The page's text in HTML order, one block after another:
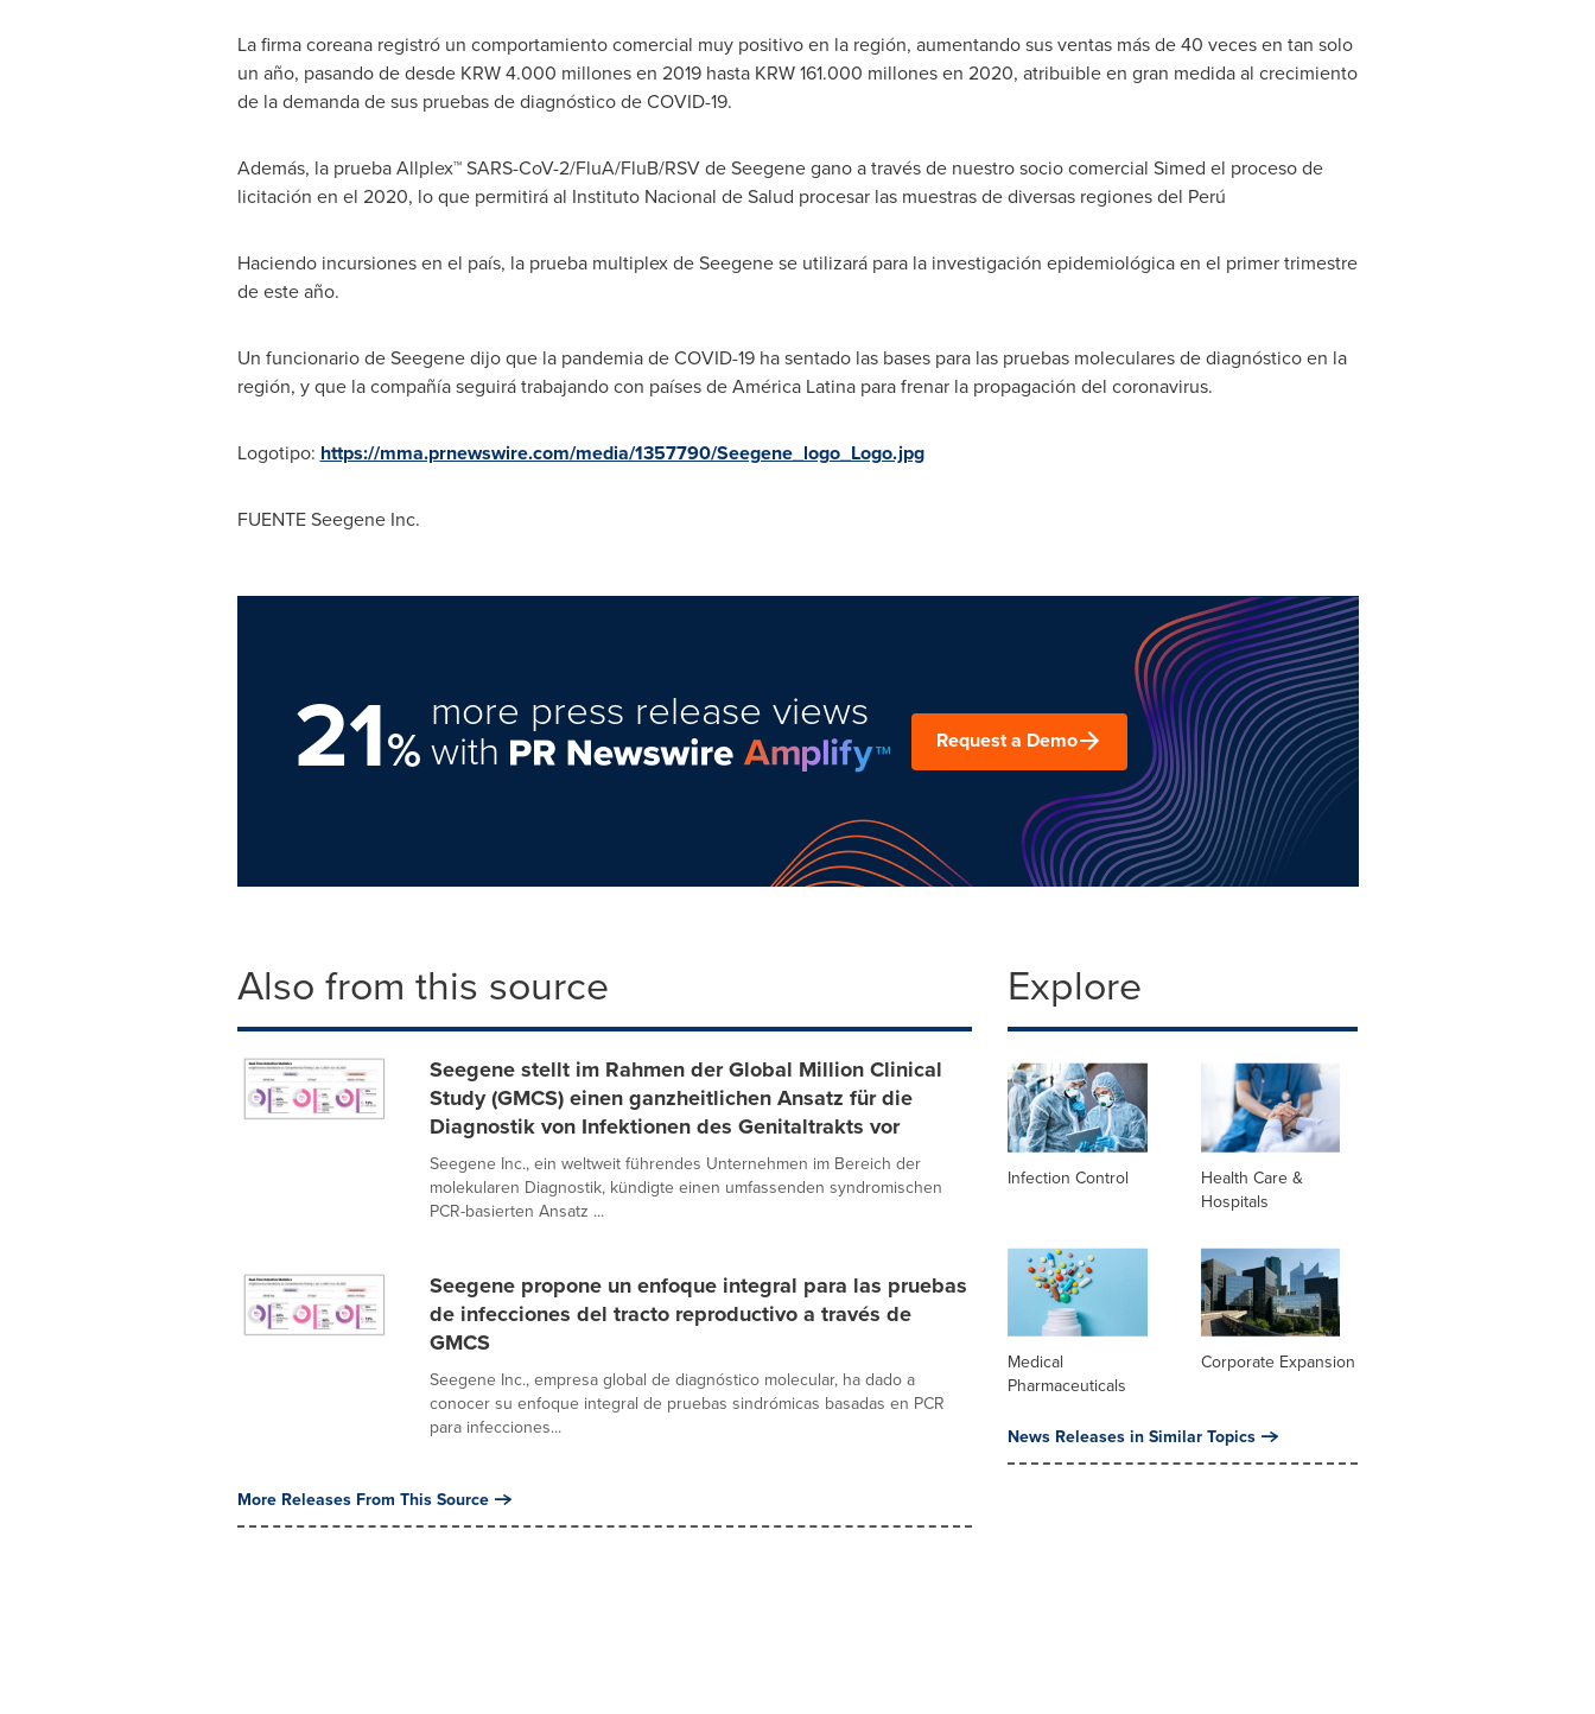
La firma coreana registró un comportamiento comercial muy positivo en la región, aumentando sus ventas más de 40 veces en tan solo
un año, pasando de desde KRW 4.000 millones en 2019 hasta KRW 161.000 millones en 2020, atribuible en gran medida al crecimiento
de la demanda de sus pruebas de diagnóstico de COVID-19.
Además, la prueba Allplex™ SARS-CoV-2/FluA/FluB/RSV de Seegene gano a través de nuestro socio comercial Simed el proceso de
licitación en el 2020, lo que permitirá al Instituto Nacional de Salud procesar las muestras de diversas regiones del Perú
Haciendo incursiones en el país, la prueba multiplex de Seegene se utilizará para la investigación epidemiológica en el primer trimestre
de este año.
Un funcionario de Seegene dijo que la pandemia de COVID-19 ha sentado las bases para las pruebas moleculares de diagnóstico en la
región, y que la compañía seguirá trabajando con países de América Latina para frenar la propagación del coronavirus.
Logotipo: https://mma.prnewswire.com/media/1357790/Seegene_logo_Logo.jpg
FUENTE Seegene Inc.
21%
more press release views
with Request a Demo
Also from this source
Seegene stellt im Rahmen der Global Million Clinical
Study (GMCS) einen ganzheitlichen Ansatz für die
Diagnostik von Infektionen des Genitaltrakts vor
Seegene Inc., ein weltweit führendes Unternehmen im Bereich der
molekularen Diagnostik, kündigte einen umfassenden syndromischen
PCR-basierten Ansatz ...
Seegene propone un enfoque integral para las pruebas
de infecciones del tracto reproductivo a través de
GMCS
Seegene Inc., empresa global de diagnóstico molecular, ha dado a
conocer su enfoque integral de pruebas sindrómicas basadas en PCR
para infecciones...
More Releases From This Source
Explore
Infection Control
Health Care &
Hospitals
Medical
Pharmaceuticals
Corporate Expansion
News Releases in Similar Topics